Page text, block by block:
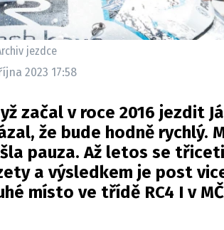
jezdce
2023 17:58
začal v roce 2016 jezdit
že bude hodně rychlý.
pauza. Až letos se
a výsledkem je post
místo ve třídě RC4 I v